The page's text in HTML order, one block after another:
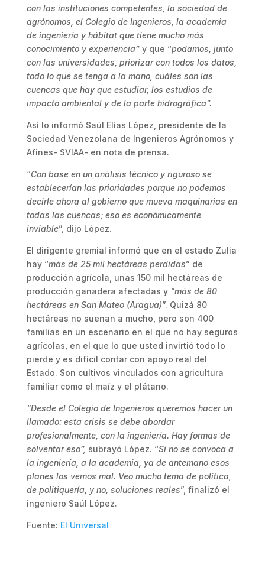
con las instituciones competentes, la sociedad de
agrónomos, el Colegio de Ingenieros, la academia
de ingeniería y hábitat que tiene mucho más
conocimiento y experiencia”y que “podamos, junto
con las universidades, priorizar con todos los datos,
todo lo que se tenga a la mano, cuáles son las
cuencas que hay que estudiar, los estudios de
impacto ambiental y de la parte hidrográfica”.
Así lo informó Saúl Elías López, presidente de la
Sociedad Venezolana de Ingenieros Agrónomos y
Afines- SVIAA- en nota de prensa.
“Con base en un análisis técnico y riguroso se
establecerían las prioridades porque no podemos
decirle ahora al gobierno que mueva maquinarias en
todas las cuencas; eso es económicamente
inviable”, dijo López.
El dirigente gremial informó que en el estado Zulia
hay “más de 25 mil hectáreas perdidas” de
producción agrícola, unas 150 mil hectáreas de
producción ganadera afectadas y “más de 80
hectáreas en San Mateo (Aragua)”. Quizá 80
hectáreas no suenan a mucho, pero son 400
familias en un escenario en el que no hay seguros
agrícolas, en el que lo que usted invirtió todo lo
pierde y es difícil contar con apoyo real del
Estado. Son cultivos vinculados con agricultura
familiar como el maíz y el plátano.
“Desde el Colegio de Ingenieros queremos hacer un
llamado: esta crisis se debe abordar
profesionalmente, con la ingeniería. Hay formas de
solventar eso”, subrayó López. “Si no se convoca a
la ingeniería, a la academia, ya de antemano esos
planes los vemos mal. Veo mucho tema de política,
de politiquería, y no, soluciones reales”, finalizó el
ingeniero Saúl López.
Fuente: El Universal